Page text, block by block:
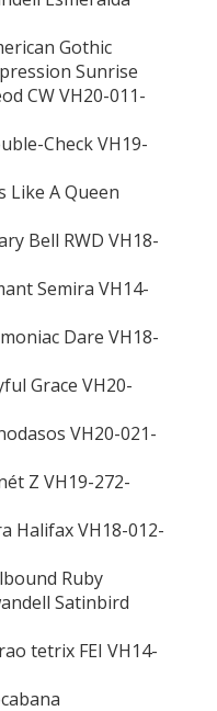
Gothic
Sunrise
CW VH20-011-
Check VH19-
Like A Queen
Bell RWD VH18-
Semira VH14-
Dare VH18-
Grace VH20-
VH20-021-
Z VH19-272-
Halifax VH18-012-
Ruby
Satinbird
tetrix FEI VH14-